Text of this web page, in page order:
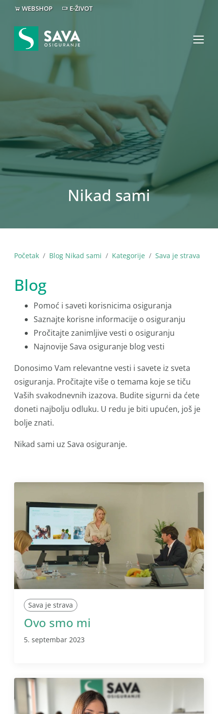
WEBSHOP E-ŽIVOT
Nikad sami
Početak Blog Nikad sami Kategorije Sava je strava
Blog
Pomoć i saveti korisnicima osiguranja
Saznajte korisne informacije o osiguranju
Pročitajte zanimljive vesti o osiguranju
Najnovije Sava osiguranje blog vesti
Donosimo Vam relevantne vesti i savete iz sveta
osiguranja. Pročitajte više o temama koje se tiču
Vaših svakodnevnih izazova. Budite sigurni da ćete
doneti najbolju odluku. U redu je biti upućen, još je
bolje znati.
Nikad sami uz Sava osiguranje.
Sava je strava
Ovo smo mi
5. septembar 2023